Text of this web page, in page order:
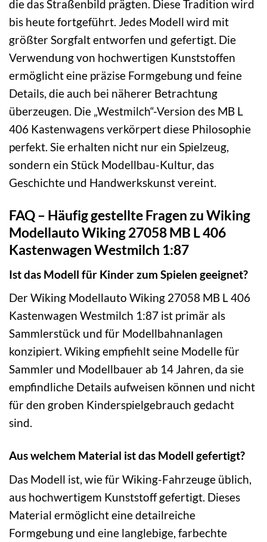
die das Straßenbild prägten. Diese Tradition wird
bis heute fortgeführt. Jedes Modell wird mit
größter Sorgfalt entworfen und gefertigt. Die
Verwendung von hochwertigen Kunststoffen
ermöglicht eine präzise Formgebung und feine
Details, die auch bei näherer Betrachtung
überzeugen. Die „Westmilch“-Version des MB L
406 Kastenwagens verkörpert diese Philosophie
perfekt. Sie erhalten nicht nur ein Spielzeug,
sondern ein Stück Modellbau-Kultur, das
Geschichte und Handwerkskunst vereint.
FAQ – Häufig gestellte Fragen zu Wiking
Modellauto Wiking 27058 MB L 406
Kastenwagen Westmilch 1:87
Ist das Modell für Kinder zum Spielen geeignet?
Der Wiking Modellauto Wiking 27058 MB L 406
Kastenwagen Westmilch 1:87 ist primär als
Sammlerstück und für Modellbahnanlagen
konzipiert. Wiking empfiehlt seine Modelle für
Sammler und Modellbauer ab 14 Jahren, da sie
empfindliche Details aufweisen können und nicht
für den groben Kinderspielgebrauch gedacht
sind.
Aus welchem Material ist das Modell gefertigt?
Das Modell ist, wie für Wiking-Fahrzeuge üblich,
aus hochwertigem Kunststoff gefertigt. Dieses
Material ermöglicht eine detailreiche
Formgebung und eine langlebige, farbechte